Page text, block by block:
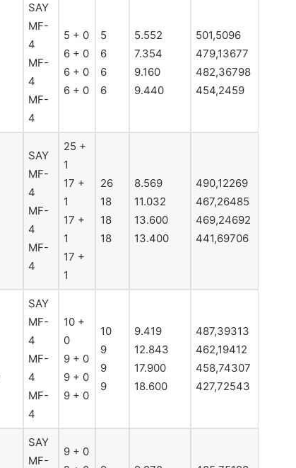
SAY
MF-
4
MF-
4
MF-
4
5 + 0
6 + 0
6 + 0
6 + 0
5
6
6
6
5.552
7.354
9.160
9.440
501,5096
479,13677
482,36798
454,2459
SAY
MF-
4
MF-
4
MF-
4
25 +
1
17 +
1
17 +
1
17 +
1
26
18
18
18
8.569
11.032
13.600
13.400
490,12269
467,26485
469,24692
441,69706
SAY
MF-
4
MF-
4
MF-
4
10 +
0
9 + 0
9 + 0
9 + 0
10
9
9
9
9.419
12.843
17.900
18.600
487,39313
462,19412
458,74307
427,72543
SAY
MF-
9 + 0